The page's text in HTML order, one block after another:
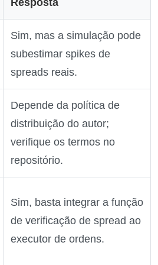
Resposta
Sim, mas a simulação pode
subestimar spikes de
spreads reais.
Depende da política de
distribuição do autor;
verifique os termos no
repositório.
Sim, basta integrar a função
de verificação de spread ao
executor de ordens.